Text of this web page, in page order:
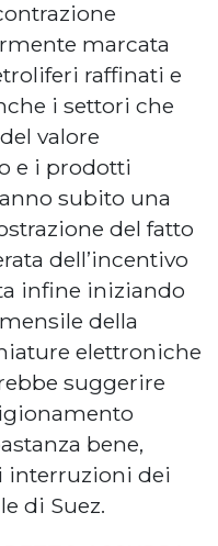
marcata
raffinati e
i settori che
valore
e i prodotti
subito una
del fatto
dell’incentivo
infine iniziando
della
elettroniche
suggerire
bene,
interruzioni dei
di Suez.